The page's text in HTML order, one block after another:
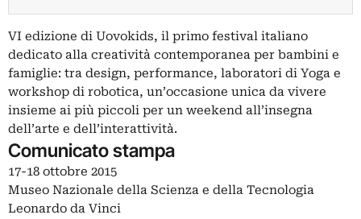
VI edizione di Uovokids, il primo festival italiano
dedicato alla creatività contemporanea per bambini e
famiglie: tra design, performance, laboratori di Yoga e
workshop di robotica, un’occasione unica da vivere
insieme ai più piccoli per un weekend all’insegna
dell’arte e dell’interattività.
Comunicato stampa
17-18 ottobre 2015
Museo Nazionale della Scienza e della Tecnologia
Leonardo da Vinci